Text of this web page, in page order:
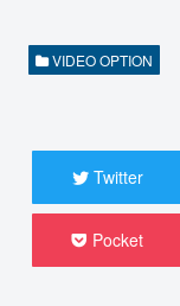
VIDEO OPTION
Twitter
Pocket